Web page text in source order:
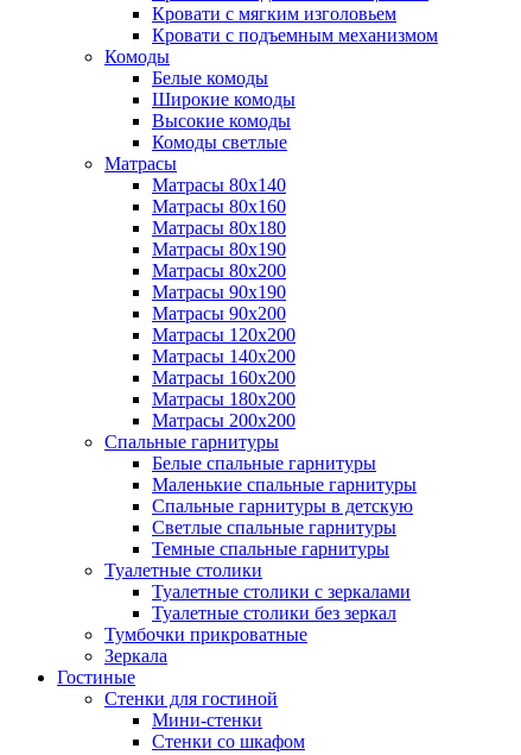
Кровати с мягким изголовьем
Кровати с подъемным механизмом
Комоды
Белые комоды
Широкие комоды
Высокие комоды
Комоды светлые
Матрасы
Матрасы 80х140
Матрасы 80х160
Матрасы 80х180
Матрасы 80х190
Матрасы 80х200
Матрасы 90х190
Матрасы 90х200
Матрасы 120х200
Матрасы 140х200
Матрасы 160х200
Матрасы 180х200
Матрасы 200х200
Спальные гарнитуры
Белые спальные гарнитуры
Маленькие спальные гарнитуры
Спальные гарнитуры в детскую
Светлые спальные гарнитуры
Темные спальные гарнитуры
Туалетные столики
Туалетные столики с зеркалами
Туалетные столики без зеркал
Тумбочки прикроватные
Зеркала
Гостиные
Стенки для гостиной
Мини-стенки
Стенки со шкафом